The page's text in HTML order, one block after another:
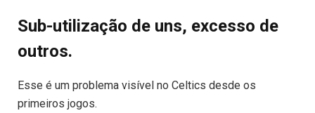
Sub-utilização de uns, excesso de
outros.
Esse é um problema visível no Celtics desde os
primeiros jogos.